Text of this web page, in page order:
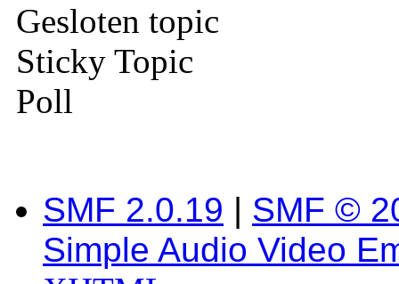
Gesloten topic
Sticky Topic
Poll
SMF 2.0.19 | SMF ©
Simple Audio Video